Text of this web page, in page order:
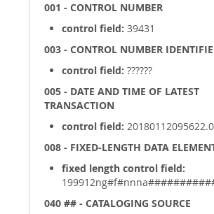
001 - CONTROL NUMBER
control field: 39431
003 - CONTROL NUMBER
control field: ??????
005 - DATE AND TIME OF LATEST
TRANSACTION
control field: 20180112095622.0
008 - FIXED-LENGTH DATA
fixed length control field:
040 ## - CATALOGING SOURCE